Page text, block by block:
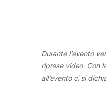
Durante l’evento
riprese video. Con
all’evento ci si